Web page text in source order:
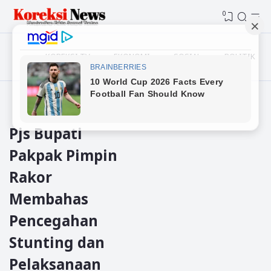
0
KOREKSI TV EKONOMI SOSIAL POLITIK
Beranda Pakpak Bharat
Pjs Bupati
Pakpak Pimpin
Rakor
Membahas
Pencegahan
Stunting dan
Pelaksanaan